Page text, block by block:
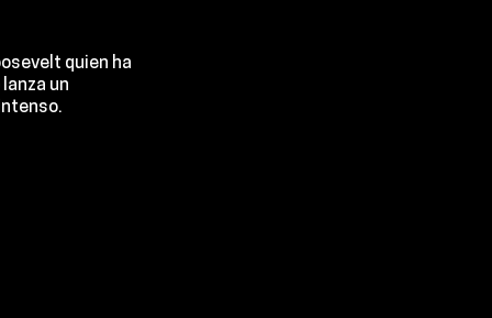
quien ha
un